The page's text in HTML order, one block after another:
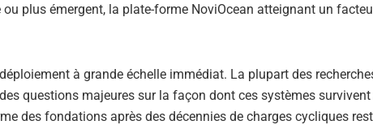
plus émergent, la plate-forme NoviOcean atteignant un
à grande échelle immédiat. La plupart des
questions majeures sur la façon dont ces systèmes
des fondations après des décennies de charges cycliques